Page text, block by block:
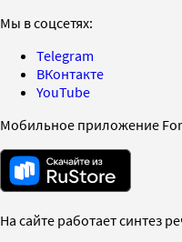
Мы в соцсетях:
Telegram
ВКонтакте
YouTube
Мобильное приложение
На сайте работает синтез